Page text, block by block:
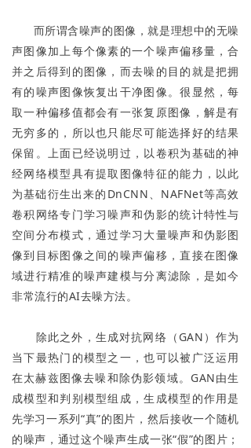
而所谓含噪声的图像，就是理想中的无噪
声图像加上每个像素的一个噪声偏移量，合
并之后得到的图像，而去噪的目的就是把拥
有的噪声图像恢复出干净图像。很显然，每
取一种偏移值都会有一张复原图像，解是有
无穷多的，所以也只能尽可能选择好的结果
保留。上面已经说明过，以卷积为基础的神
经网络模型具有提取图像特征的能力，以此
为基础衍生出来的DnCNN、NAFNet等高效
卷积网络专门学习噪声和伪影的统计特性与
空间分布模式，通过学习大量噪声和伪影图
像到目标图像之间的噪声偏移，直接在图像
域进行精准的噪声建模与分离滤除，是如今
非常流行的AI去噪方法。
除此之外，生成对抗网络（GAN）作为
当下最热门的模型之一，也可以被广泛运用
在太赫兹图像去噪和除伪影领域。GAN由生
成模型和判别模型组成，生成模型的作用是
先学习一系列“真”的图片，然后接收一个随机
的噪声，通过这个噪声生成一张“假”的图片；